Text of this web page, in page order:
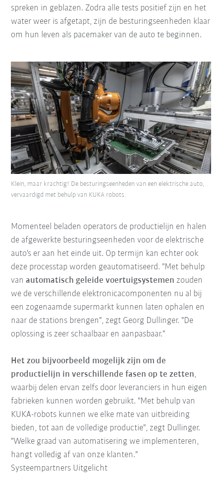
spreken in geblazen. Zodra alle tests positief zijn en het
water weer is afgetapt, zijn de besturingseenheden klaar
om hun leven als pacemaker van de auto te beginnen.
Klein, maar krachtig! De besturingseenheden van een elektrische auto,
vervaardigd met behulp van KUKA robots.
Momenteel beladen operators de productielijn en halen
de afgewerkte besturingseenheden voor de elektrische
auto's er aan het einde uit. Op termijn kan echter ook
deze processtap worden geautomatiseerd. "Met behulp
vanautomatisch geleide voertuigsystemen zouden
we de verschillende elektronicacomponenten nu al bij
een zogenaamde supermarkt kunnen laten ophalen en
naar de stations brengen", zegt Georg Dullinger. "De
oplossing is zeer schaalbaar en aanpasbaar."
Het zou bijvoorbeeld mogelijk zijn om de
productielijn in verschillende fasen op te zetten,
waarbij delen ervan zelfs door leveranciers in hun eigen
fabrieken kunnen worden gebruikt. "Met behulp van
KUKA-robots kunnen we elke mate van uitbreiding
bieden, tot aan de volledige productie", zegt Dullinger.
"Welke graad van automatisering we implementeren,
hangt volledig af van onze klanten."
Systeempartners Uitgelicht